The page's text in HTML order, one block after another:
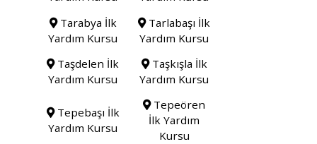
Tarabya İlk
Yardım Kursu
Tarlabaşı İlk
Yardım Kursu
Taşdelen İlk
Yardım Kursu
Taşkışla İlk
Yardım Kursu
Tepebaşı İlk
Yardım Kursu
Tepeören
İlk Yardım
Kursu